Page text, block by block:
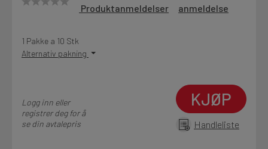
Finn butikk
Kampanjer
Produktanmeldelser
anmeldelse
1 Pakke a 10 Stk
Alternativ pakning
Logg inn eller
registrer deg for å
se din avtalepris
KJØP
Handleliste